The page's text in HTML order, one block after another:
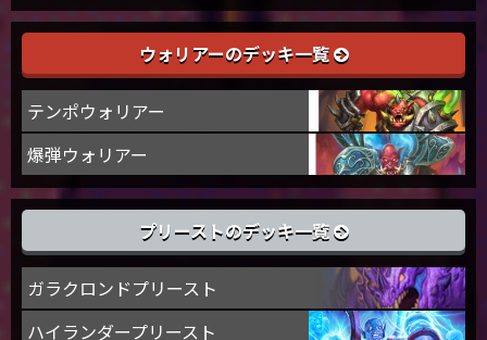
ウォリアーのデッキ一覧
テンポウォリアー
爆弾ウォリアー
プリーストのデッキ一覧
ガラクロンドプリースト
ハイランダープリースト